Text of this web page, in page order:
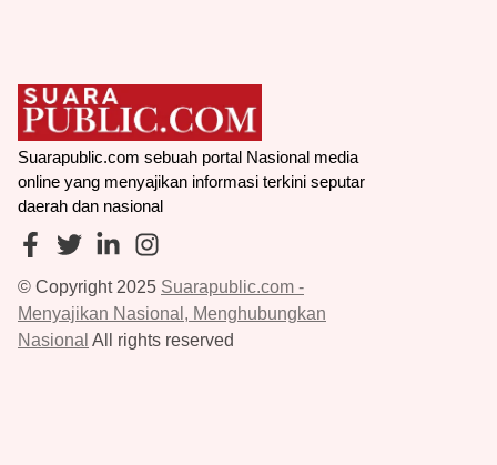
Suarapublic.com sebuah portal Nasional media
online yang menyajikan informasi terkini seputar
daerah dan nasional
© Copyright 2025 Suarapublic.com -
Menyajikan Nasional, Menghubungkan
Nasional All rights reserved